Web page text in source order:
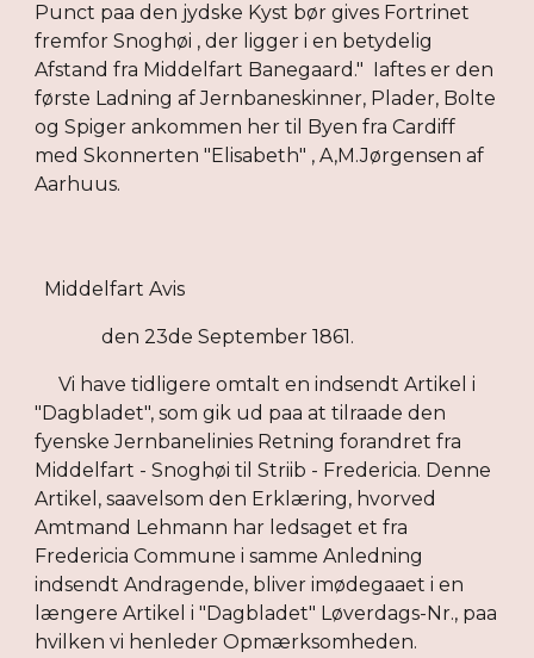
Punct paa den jydske Kyst bør gives Fortrinet
fremfor Snoghøi , der ligger i en betydelig
Afstand fra Middelfart Banegaard." Iaftes er den
første Ladning af Jernbaneskinner, Plader, Bolte
og Spiger ankommen her til Byen fra Cardiff
med Skonnerten "Elisabeth" , A,M.Jørgensen af
Aarhuus.
Middelfart Avis
den 23de September 1861.
Vi have tidligere omtalt en indsendt Artikel i
"Dagbladet", som gik ud paa at tilraade den
fyenske Jernbanelinies Retning forandret fra
Middelfart - Snoghøi til Striib - Fredericia. Denne
Artikel, saavelsom den Erklæring, hvorved
Amtmand Lehmann har ledsaget et fra
Fredericia Commune i samme Anledning
indsendt Andragende, bliver imødegaaet i en
længere Artikel i "Dagbladet" Løverdags-Nr., paa
hvilken vi henleder Opmærksomheden.